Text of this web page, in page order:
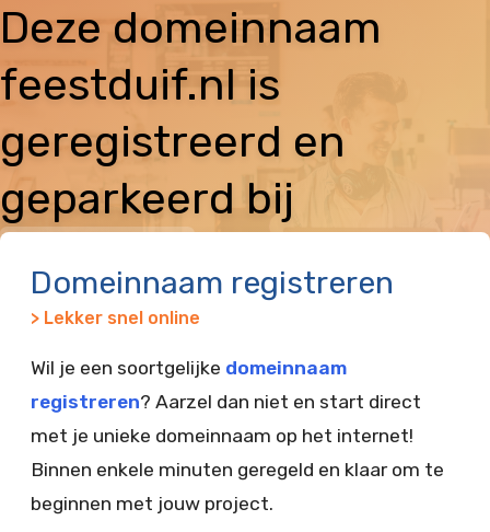
Deze domeinnaam
feestduif.nl is
geregistreerd en
geparkeerd bij
Domeinnaam registreren
> Lekker snel online
Wil je een soortgelijke domeinnaam
registreren? Aarzel dan niet en start direct
met je unieke domeinnaam op het internet!
Binnen enkele minuten geregeld en klaar om te
beginnen met jouw project.